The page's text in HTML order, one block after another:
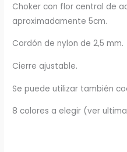
Choker con flor central de
aproximadamente 5cm.
Cordón de nylon de 2,5 mm.
Cierre ajustable.
Se puede utilizar también
8 colores a elegir (ver